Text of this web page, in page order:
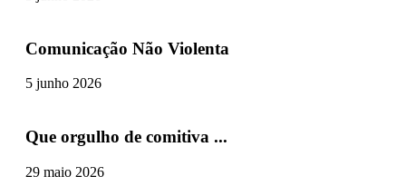
Comunicação Não Violenta
5 junho 2026
Que orgulho de comitiva ...
29 maio 2026